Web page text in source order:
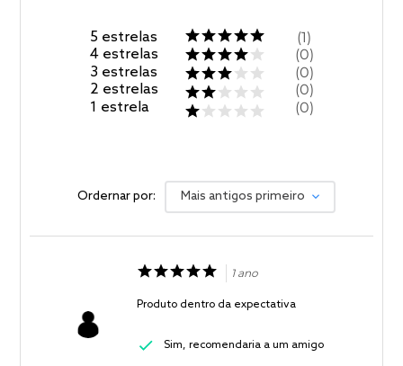
5 estrelas
4 estrelas
3 estrelas
2 estrelas
1 estrela
1
0
0
0
0
Ordernar por: Mais antigos primeiro
1 ano
Produto dentro da expectativa
Sim, recomendaria a um amigo